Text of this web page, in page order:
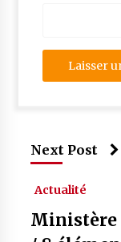
Next Post
Actualité
Ministère